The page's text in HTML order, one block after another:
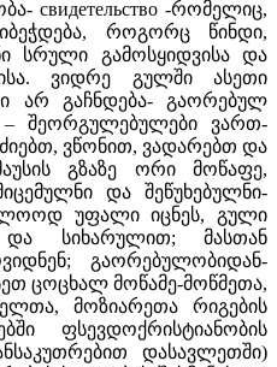
свидетельство -რომელიც,
როგორც წინდი,
სრული გამოსყიდვისა და
ვიდრე გულში ასეთი
არ გაჩნდება- გაორებულ
– შეორგულებულები ვართ-
ვწონით, ვადარებთ და
გზაზე ორი მოწაფე,
და შეწუხებულნი-
უფალი იცნეს, გული
და სიხარულით; მასთან
გაორებულობიდან-
ცოცხალ მოწამე-მოწმეთა,
მოზიარეთა რიგების
ფსევდოქრისტიანობის
დასავლეთში)